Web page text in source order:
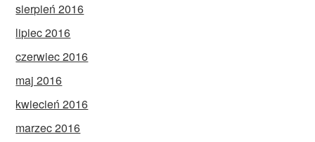
sierpień 2016
lipiec 2016
czerwiec 2016
maj 2016
kwiecień 2016
marzec 2016